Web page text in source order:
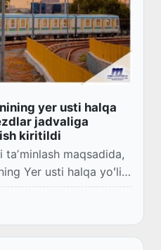
yer usti halqa
jadvaliga
kiritildi
maqsadida,
Yer usti halqa yoʻli
texnik holatini
nazoratdan...